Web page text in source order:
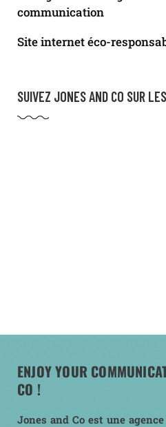
communication
Site internet éco-
SUIVEZ JONES AND CO SUR
ENJOY YOUR
CO !
Jones and Co est une